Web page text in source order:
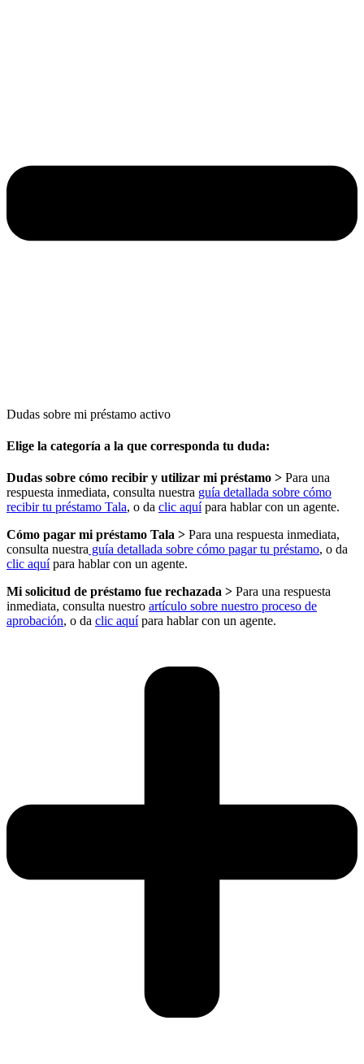
Dudas sobre mi préstamo activo​​
Elige la categoría a la que corresponda tu duda:
Dudas sobre cómo recibir y utilizar mi préstamo > Para una
respuesta inmediata, consulta nuestra guía detallada sobre cómo
recibir tu préstamo Tala, o da clic aquípara hablar con un agente.
Cómo pagar mi préstamo Tala > Para una respuesta inmediata,
consulta nuestra guía detallada sobre cómo pagar tu préstamo, o da
clic aquípara hablar con un agente.
Mi solicitud de préstamo fue rechazada > Para una respuesta
inmediata, consulta nuestro artículo sobre nuestro proceso de
aprobación, o da clic aquípara hablar con un agente.